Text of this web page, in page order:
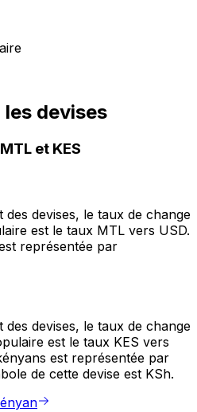
devises
et KES
devises, le taux de change
est le taux MTL vers USD.
représentée par
devises, le taux de change
est le taux KES vers
est représentée par
de cette devise est KSh.